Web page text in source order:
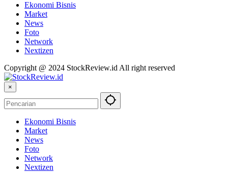
Ekonomi Bisnis
Market
News
Foto
Network
Nextizen
Copyright @ 2024 StockReview.id All right reserved
×
Ekonomi Bisnis
Market
News
Foto
Network
Nextizen